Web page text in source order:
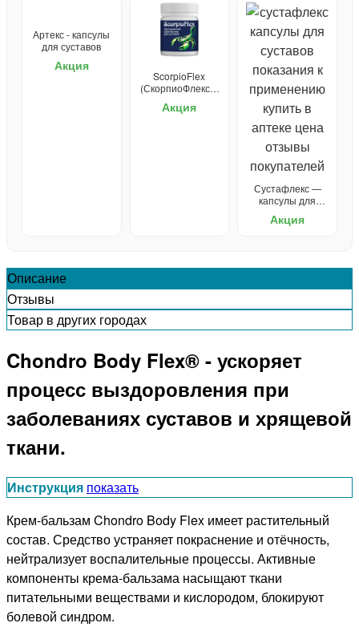
Артекс - капсулы
для суставов
Акция
ScorpioFlex
(СкорпиоФлекс) -
суставов
Акция
Сустафлекс —
капсулы для
Акция
Описание
Отзывы
Товар в других городах
Chondro Body Flex® - ускоряет
процесс выздоровления при
заболеваниях суставов и хрящевой
ткани.
Инструкция показать
Крем-бальзам Chondro Body Flex имеет растительный
состав. Средство устраняет покраснение и отёчность,
нейтрализует воспалительные процессы. Активные
компоненты крема-бальзама насыщают ткани
питательными веществами и кислородом, блокируют
болевой синдром.